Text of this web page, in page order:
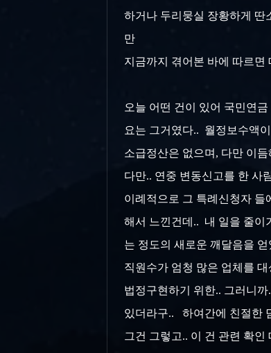
하거나 두리뭉실 장황하게
만
지금까지 겪어본 바에 따르
오늘 어떤 건이 있어 국민연
요는 그거였다.. 월정보수액
소급정산은 없으며, 다만 이
다만.. 연중 변동신고를 한 사
이례적으로 그 특례신청자 들
해서 느낀건데.. 내 일을 줄이
는 정도의 새로운 깨달음을
직원수가 엄청 많은 업체를
법정구현하기 위한.. 그러니
있더라구.. 하여간에 친절한
그건 그렇고.. 이 건 관련 확